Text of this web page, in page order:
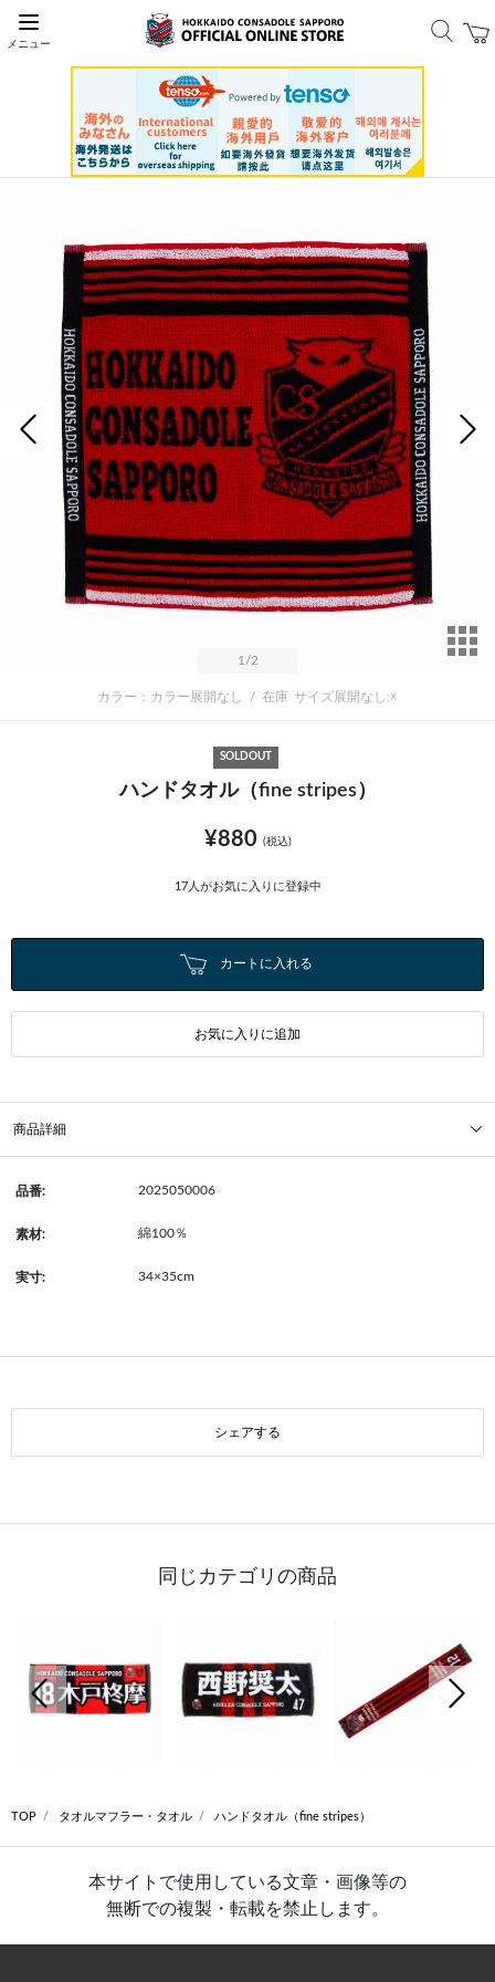
メニュー
前の画像
1 /2
カラー：カラー展開なし / 在庫 サイズ展開なし:☓
SOLDOUT
ハンドタオル（fine stripes）
¥880 (税込)
17人がお気に入りに登録中
カートに入れる
お気に入りに追加
商品詳細
品番: 2025050006
素材: 綿100％
実寸: 34×35cm
シェアする
同じカテゴリの商品
前の画像 次の
TOP タオルマフラー・タオル ハンドタオル（fine stripes）
本サイトで使用している文章・画像等の
無断での複製・転載を禁止します。